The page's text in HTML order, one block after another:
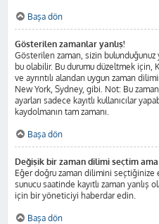
Başa dön
Gösterilen zamanlar yanlış!
Gösterilen zaman, sizin
bu olabilir. Bu durumu düzeltmek için,
ve ayrıntılı alandan uygun zaman
New York, Sydney, gibi. Not: Bu
ayarları sadece kayıtlı kullanıcılar
kaydolmanın tam zamanı.
Başa dön
Değişik bir zaman dilimi seçtim
Eğer doğru zaman dilimini seçtiğinize
sunucu saatinde kayıtlı zaman
için bir yöneticiyi haberdar edin.
Başa dön